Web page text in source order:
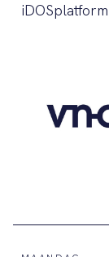
iDOSplatform